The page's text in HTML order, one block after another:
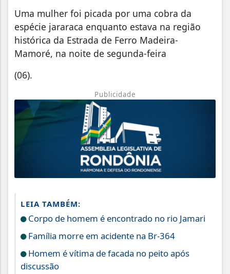
Uma mulher foi picada por uma cobra da
espécie jararaca enquanto estava na região
histórica da Estrada de Ferro Madeira-
Mamoré, na noite de segunda-feira
(06).
Publicidade
LEIA TAMBÉM:
Corpo de homem é encontrado no rio Jamari
Família morre em acidente na Br-364
Homem é vítima de facada no peito após
discussão